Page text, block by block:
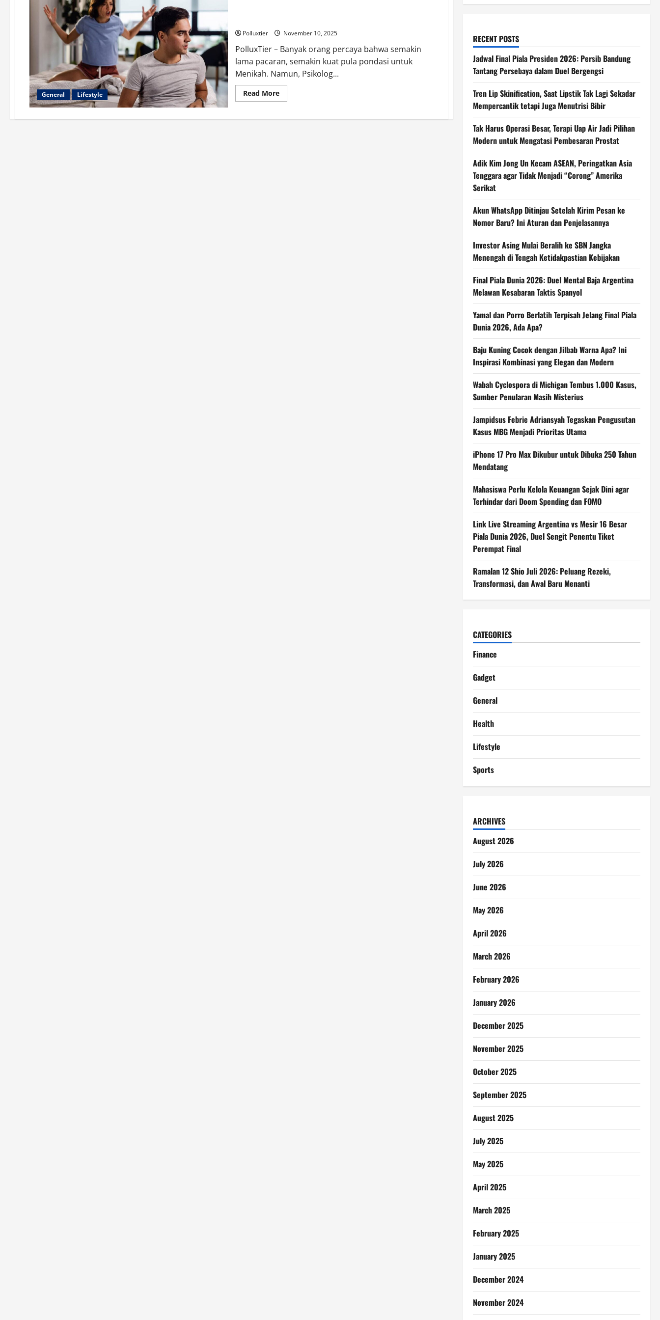
General Lifestyle
Polluxtier November 10, 2025
PolluxTier – Banyak orang percaya bahwa semakin
lama pacaran, semakin kuat pula pondasi untuk
Menikah. Namun, Psikolog...
Read MoreRead
more
Semua
RECENT POSTS
Jadwal Final Piala Presiden 2026: Persib Bandung
Tantang Persebaya dalam Duel Bergengsi
Tren Lip Skinification, Saat Lipstik Tak Lagi Sekadar
Mempercantik tetapi Juga Menutrisi Bibir
Tak Harus Operasi Besar, Terapi Uap Air Jadi Pilihan
Modern untuk Mengatasi Pembesaran Prostat
Adik Kim Jong Un Kecam ASEAN, Peringatkan Asia
Tenggara agar Tidak Menjadi “Corong” Amerika
Serikat
Akun WhatsApp Ditinjau Setelah Kirim Pesan ke
Nomor Baru? Ini Aturan dan Penjelasannya
Investor Asing Mulai Beralih ke SBN Jangka
Menengah di Tengah Ketidakpastian Kebijakan
Final Piala Dunia 2026: Duel Mental Baja Argentina
Melawan Kesabaran Taktis Spanyol
Yamal dan Porro Berlatih Terpisah Jelang Final Piala
Dunia 2026, Ada Apa?
Baju Kuning Cocok dengan Jilbab Warna Apa? Ini
Inspirasi Kombinasi yang Elegan dan Modern
Wabah Cyclospora di Michigan Tembus 1.000 Kasus,
Sumber Penularan Masih Misterius
Jampidsus Febrie Adriansyah Tegaskan Pengusutan
Kasus MBG Menjadi Prioritas Utama
iPhone 17 Pro Max Dikubur untuk Dibuka 250 Tahun
Mendatang
Mahasiswa Perlu Kelola Keuangan Sejak Dini agar
Terhindar dari Doom Spending dan FOMO
Link Live Streaming Argentina vs Mesir 16 Besar
Piala Dunia 2026, Duel Sengit Penentu Tiket
Perempat Final
Ramalan 12 Shio Juli 2026: Peluang Rezeki,
Transformasi, dan Awal Baru Menanti
CATEGORIES
Finance
Gadget
General
Health
Lifestyle
Sports
ARCHIVES
August 2026
July 2026
June 2026
May 2026
April 2026
March 2026
February 2026
January 2026
December 2025
November 2025
October 2025
September 2025
August 2025
July 2025
May 2025
April 2025
March 2025
February 2025
January 2025
December 2024
November 2024